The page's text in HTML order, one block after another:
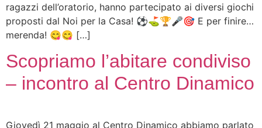
ragazzi dell’oratorio, hanno partecipato ai diversi giochi
proposti dal Noi per la Casa! ⚽️⛳️🏆🎤🎯 E per finire…
merenda! 😋😋 […]
Scopriamo l’abitare condiviso
– incontro al Centro Dinamico
Giovedì 21 maggio al Centro Dinamico abbiamo parlato